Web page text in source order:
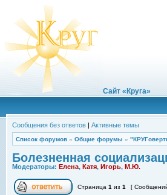
Сайт «Круга»
Сообщения без ответов | Активные темы
Список форумов » Общие форумы »
Болезненная
Модераторы: Елена, Катя, Игорь, М.Ю.
Страница 1 из 1 [